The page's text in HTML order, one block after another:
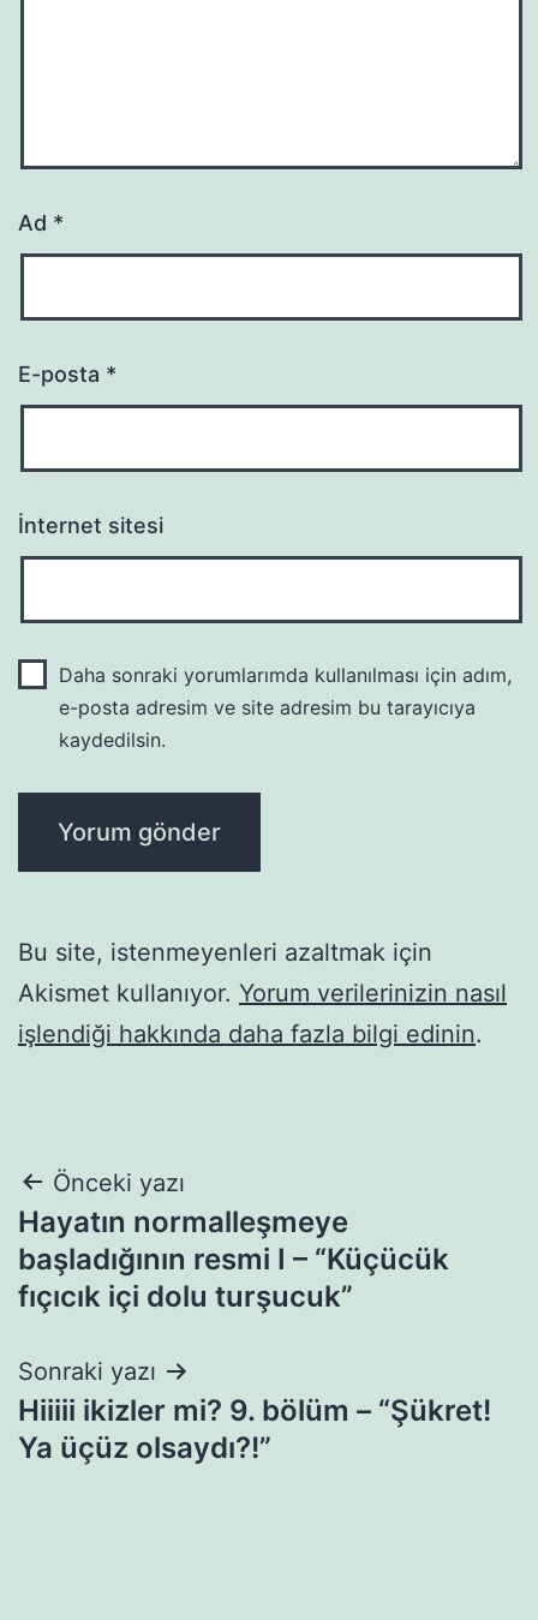
Ad *
E-posta *
İnternet sitesi
Daha sonraki yorumlarımda kullanılması için adım,
e-posta adresim ve site adresim bu tarayıcıya
kaydedilsin.
Bu site, istenmeyenleri azaltmak için
Akismet kullanıyor. Yorum verilerinizin nasıl
işlendiği hakkında daha fazla bilgi edinin.
Yazı
gezinmesi
Önceki yazı
Hayatın normalleşmeye
başladığının resmi I – “Küçücük
fıçıcık içi dolu turşucuk”
Sonraki yazı
Hiiiii ikizler mi? 9. bölüm – “Şükret!
Ya üçüz olsaydı?!”